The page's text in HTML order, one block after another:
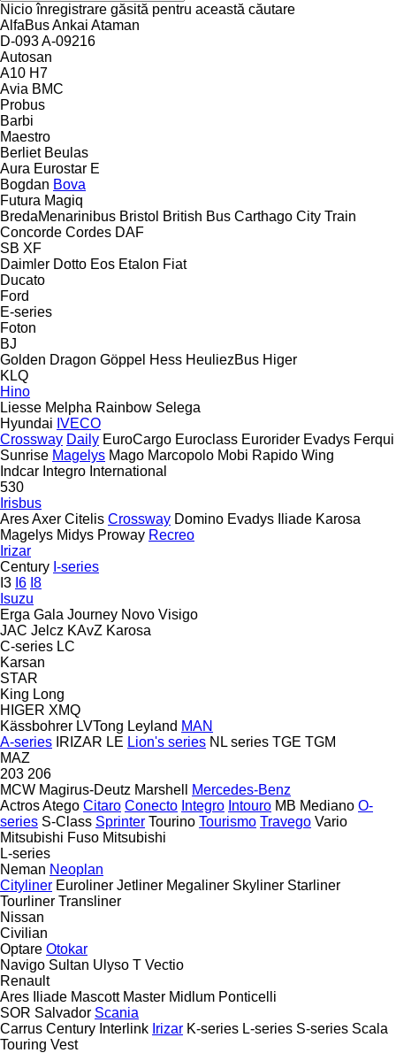
Nicio înregistrare găsită pentru această căutare
AlfaBusAnkai Ataman
D-093A-09216
Autosan
A10 H7
Avia BMC
Probus
Barbi
Maestro
Berliet Beulas
Aura Eurostar E
Bogdan Bova
Futura Magiq
BredaMenarinibus Bristol British Bus Carthago City Train
Concorde Cordes DAF
SB XF
Daimler Dotto Eos Etalon Fiat
Ducato
Ford
E-series
Foton
BJ
Golden Dragon Göppel Hess HeuliezBus Higer
KLQ
Hino
Liesse Melpha Rainbow Selega
Hyundai IVECO
Crossway Daily EuroCargo Euroclass Eurorider Evadys Ferqui
Sunrise Magelys Mago Marcopolo Mobi Rapido Wing
Indcar Integro International
530
Irisbus
AresAxer Citelis Crossway Domino Evadys Iliade Karosa
Magelys Midys Proway Recreo
Irizar
Century I-series
I3 I6 I8
Isuzu
Erga Gala Journey Novo Visigo
JAC Jelcz KAvZ Karosa
C-series LC
Karsan
STAR
King Long
HIGER XMQ
Kässbohrer LVTong Leyland MAN
A-series IRIZAR LE Lion's series NL series TGE TGM
MAZ
203 206
MCW Magirus-Deutz Marshell
Mercedes-Benz
ActrosAtego Citaro Conecto Integro Intouro MB Mediano O-
series S-Class Sprinter Tourino Tourismo Travego Vario
Mitsubishi Fuso Mitsubishi
L-series
Neman Neoplan
Cityliner Euroliner Jetliner Megaliner Skyliner Starliner
Tourliner Transliner
Nissan
Civilian
Optare Otokar
Navigo Sultan Ulyso T Vectio
Renault
Ares
Iliade Mascott Master Midlum Ponticelli
SOR Salvador Scania
Carrus Century Interlink Irizar K-series L-series S-series Scala
Touring Vest